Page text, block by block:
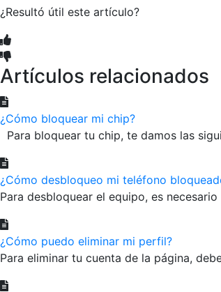
¿Resultó útil este artículo?
Artículos relacionados
¿Cómo bloquear mi chip?
Para bloquear tu chip, te damos las
¿Cómo desbloqueo mi teléfono
Para desbloquear el equipo, es
¿Cómo puedo eliminar mi perfil?
Para eliminar tu cuenta de la página,